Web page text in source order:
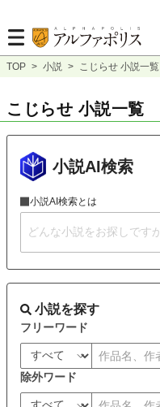
TOP > 小説 > こじらせ 小説一覧
こじらせ 小説一覧
小説AI検索
小説AI検索とは
小説を探す
フリーワード
除外ワード